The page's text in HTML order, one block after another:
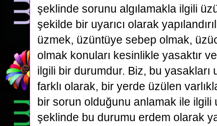
şeklinde sorunu algılamakla ilgili
şekilde bir uyarıcı olarak
üzmek, üzüntüye sebep olmak,
olmak konuları kesinlikle yasaktır
ilgili bir durumdur. Biz, bu yasakları
farklı olarak, bir yerde üzülen
bir sorun olduğunu anlamak ile ilgili
şeklinde bu durumu erdem olarak